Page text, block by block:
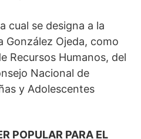
cual se designa a la
González Ojeda, como
Recursos Humanos, del
Nacional de
y Adolescentes
POPULAR PARA EL